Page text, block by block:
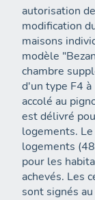
autorisation
modification
maisons
modèle
chambre
d'un type F4
accolé au
est délivré
logements.
logements
pour les
achevés. Les
sont signés